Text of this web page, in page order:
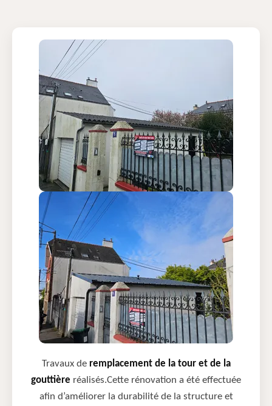
Travaux de remplacement de la tour et de la
gouttière réalisés.Cette rénovation a été effectuée
afin d’améliorer la durabilité de la structure et